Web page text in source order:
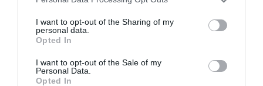
not limited to your visit or usage behaviour. You may click to
grant or deny consent to Google and its third-party tags to
use your data for below specified purposes in below Google
consent section.
I want to opt-out of the Sharing of my
personal data.
Opted In
I want to opt-out of the Sale of my
Personal Data.
Opted In